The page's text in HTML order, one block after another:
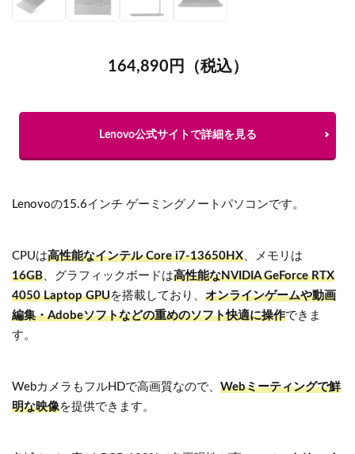
164,890円（税込）
Lenovo公式サイトで詳細を見る
Lenovoの15.6インチ ゲーミングノートパソコンです。
CPUは高性能なインテル Core i7-13650HX 、メモリは
16GB 、グラフィックボードは高性能なNVIDIA GeForce RTX
4050 Laptop GPUを搭載しており、 オンラインゲームや動画
編集・Adobeソフトなどの重めのソフト快適に操作できま
す。
WebカメラもフルHDで高画質なので、 Webミーティングで鮮
明な映像を提供できます。